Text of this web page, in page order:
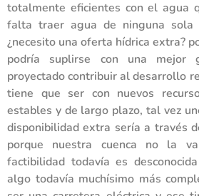
totalmente eficientes con el agua
falta traer agua de ninguna sola
¿necesito una oferta hídrica extra?
podría suplirse con una mejor
proyectado contribuir al desarrollo
tiene que ser con nuevos
estables y de largo plazo, tal vez
disponibilidad extra sería a través
porque nuestra cuenca no la
factibilidad todavía es
algo todavía muchísimo más